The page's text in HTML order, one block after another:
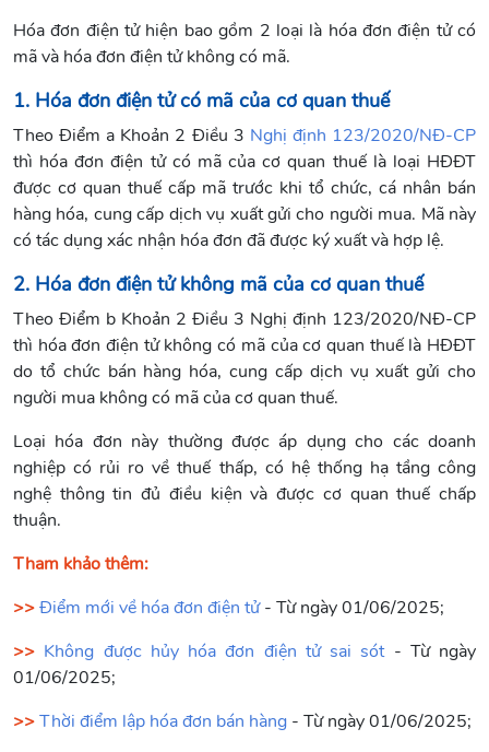
Hóa đơn điện tử hiện bao gồm 2 loại là hóa đơn điện tử có
mã và hóa đơn điện tử không có mã.
1. Hóa đơn điện tử có mã của cơ quan thuế
Theo Điểm a Khoản 2 Điều 3 Nghị định 123/2020/NĐ-CP
thì hóa đơn điện tử có mã của cơ quan thuế là loại HĐĐT
được cơ quan thuế cấp mã trước khi tổ chức, cá nhân bán
hàng hóa, cung cấp dịch vụ xuất gửi cho người mua. Mã này
có tác dụng xác nhận hóa đơn đã được ký xuất và hợp lệ.
2. Hóa đơn điện tử không mã của cơ quan thuế
Theo Điểm b Khoản 2 Điều 3 Nghị định 123/2020/NĐ-CP
thì hóa đơn điện tử không có mã của cơ quan thuế là HĐĐT
do tổ chức bán hàng hóa, cung cấp dịch vụ xuất gửi cho
người mua không có mã của cơ quan thuế.
Loại hóa đơn này thường được áp dụng cho các doanh
nghiệp có rủi ro về thuế thấp, có hệ thống hạ tầng công
nghệ thông tin đủ điều kiện và được cơ quan thuế chấp
thuận.
Tham khảo thêm:
>>Điểm mới về hóa đơn điện tử- Từ ngày 01/06/2025;
>> Không được hủy hóa đơn điện tử sai sót- Từ ngày
01/06/2025;
>>Thời điểm lập hóa đơn bán hàng - Từ ngày 01/06/2025;